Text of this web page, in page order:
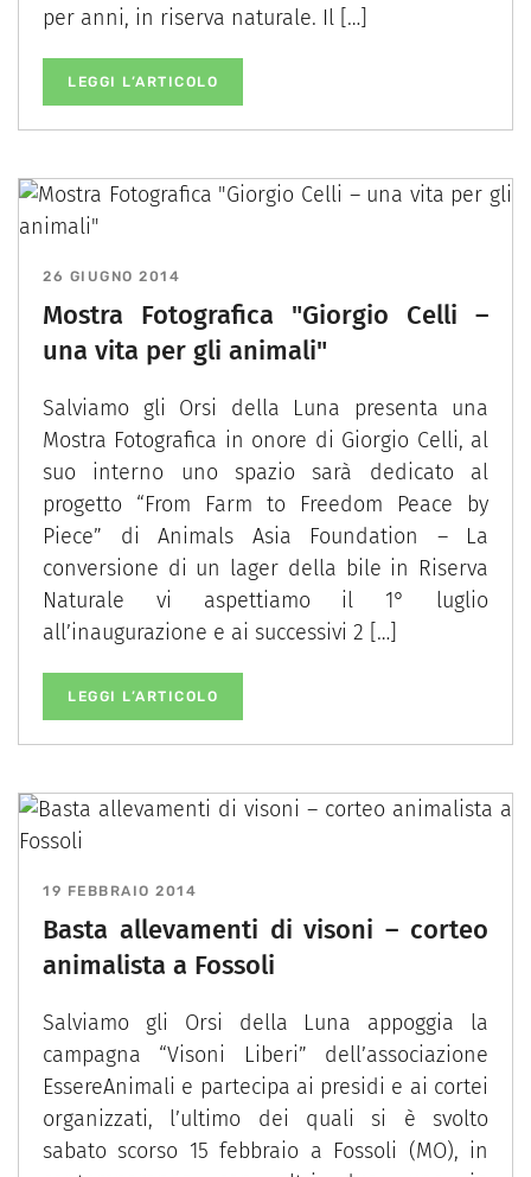
per anni, in riserva naturale. Il […]
LEGGI L’ARTICOLO
26 GIUGNO 2014
Mostra Fotografica "Giorgio Celli –
una vita per gli animali"
Salviamo gli Orsi della Luna presenta una
Mostra Fotografica in onore di Giorgio Celli, al
suo interno uno spazio sarà dedicato al
progetto “From Farm to Freedom Peace by
Piece” di Animals Asia Foundation – La
conversione di un lager della bile in Riserva
Naturale vi aspettiamo il 1° luglio
all’inaugurazione e ai successivi 2 […]
LEGGI L’ARTICOLO
19 FEBBRAIO 2014
Basta allevamenti di visoni – corteo
animalista a Fossoli
Salviamo gli Orsi della Luna appoggia la
campagna “Visoni Liberi” dell’associazione
EssereAnimali e partecipa ai presidi e ai cortei
organizzati, l’ultimo dei quali si è svolto
sabato scorso 15 febbraio a Fossoli (MO), in